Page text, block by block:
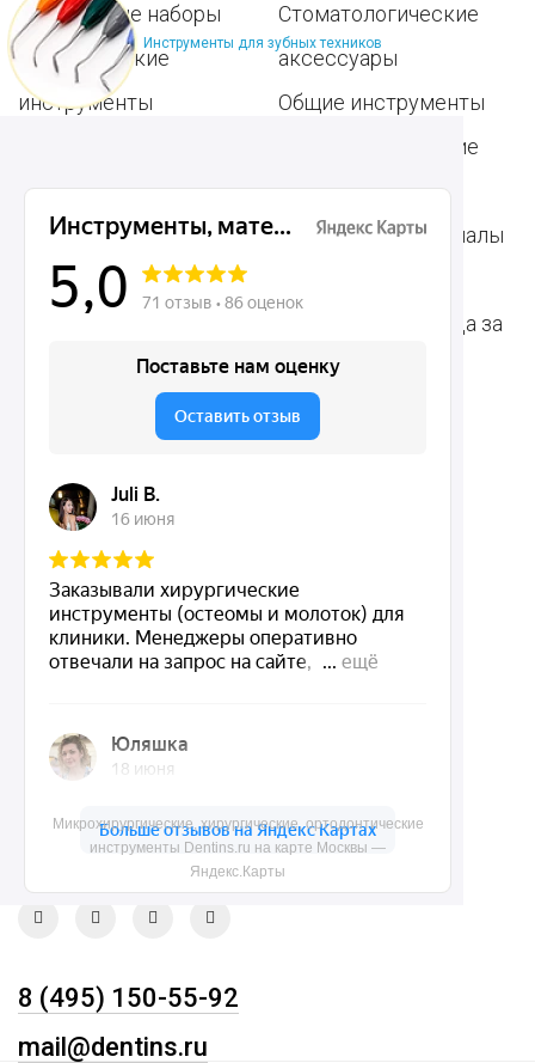
Инструменты для зубных техников
Микрохирургические, хирургические, ортодонтические
инструменты Dentins.ru на карте Москвы —
Яндекс.Карты
Популярные наборы
Хирургические
инструменты
инструменты
Ортодонтические
инструменты
инструменты
Ортопедические
Стоматологические
аксессуары
Общие инструменты
Стоматологические
материалы
Расходные материалы
Средства для ухода за
полостью рта
Зубным техникам
Dentins.ru
Акции
О нас
Политика конфиденциальности
Контакты
8 (495) 150-55-92
mail@dentins.ru